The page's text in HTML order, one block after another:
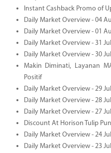
Instant Cashback Promo of
Daily Market Overview - 04
Daily Market Overview - 01
Daily Market Overview - 31
Daily Market Overview - 30
Makin Diminati, Layanan
Positif
Daily Market Overview - 29
Daily Market Overview - 28
Daily Market Overview - 27
Discount At Horison Tulip
Daily Market Overview - 24
Daily Market Overview - 23